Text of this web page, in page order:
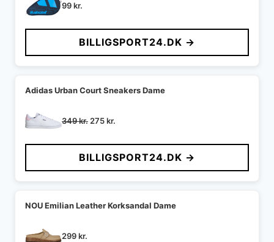
99kr.
BILLIGSPORT24.DK →
Adidas Urban Court Sneakers Dame
349kr. Den
pris
var:
349 kr..
275kr.
pris
er:
275 kr..
BILLIGSPORT24.DK →
NOU Emilian Leather Korksandal Dame
299kr.